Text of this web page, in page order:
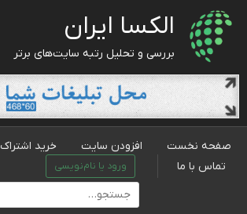
الکسا ایران
بررسی و تحلیل رتبه سایت‌های برتر
صفحه نخست افزودن سایت خرید اشتراک
تماس با ما
ورود یا نام‌نویسی